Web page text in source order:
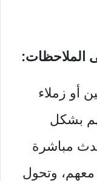
الملاحظات:
أو زملاء
بشكل
مباشرة
وتحول